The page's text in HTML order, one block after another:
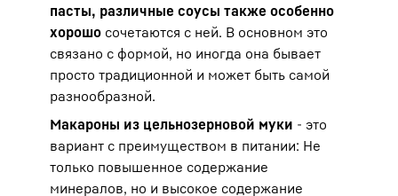
пасты, различные соусы также особенно
хорошо сочетаются с ней. В основном это
связано с формой, но иногда она бывает
просто традиционной и может быть самой
разнообразной.
Макароны из цельнозерновой муки - это
вариант с преимуществом в питании: Не
только повышенное содержание
минералов, но и высокое содержание